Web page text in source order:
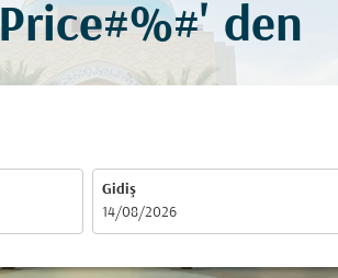
den
Gidiş
fc-booking-departure-date-aria-label
14/08/2026